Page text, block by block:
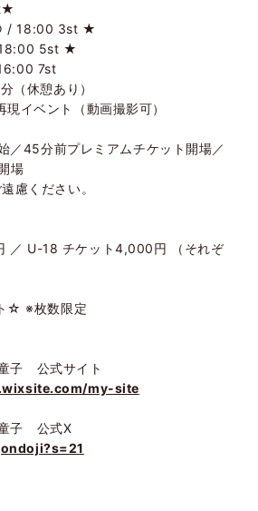
/ 18:00 3st ★
5st ★
7st
分（休憩あり）
イベント（動画撮影可）
／45分前プレミアムチケット開場／
場
慮ください。
／ U-18 チケット4,000円 （それぞ
☆ ※枚数限定
子 公式サイト
my-site
子 公式X